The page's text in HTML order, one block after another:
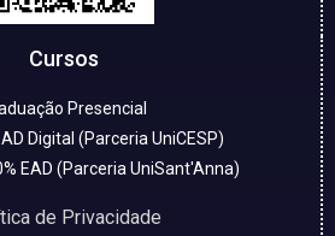
Cursos
Presencial
Digital (Parceria UniCESP)
EAD (Parceria UniSant'Anna)
de Privacidade